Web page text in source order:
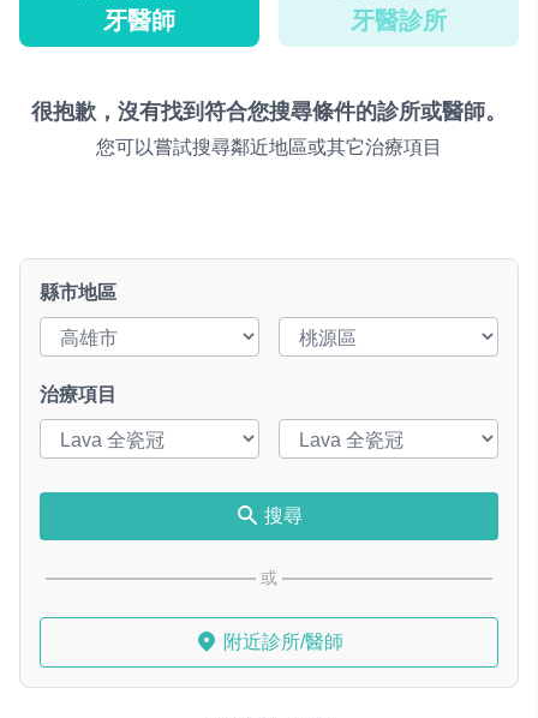
牙醫師 牙醫診所
很抱歉，沒有找到符合您搜尋條件的診所或醫師。
您可以嘗試搜尋鄰近地區或其它治療項目
縣市地區
治療項目
搜尋
或
附近診所/醫師